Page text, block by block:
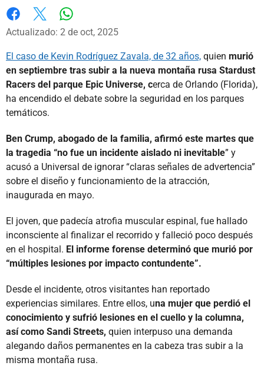
Facebook
X
Actualizado: 2 de oct, 2025
El caso de Kevin Rodríguez Zavala, de 32 años, quien murió
en septiembre tras subir a la nueva montaña rusa Stardust
Racers del parque Epic Universe, cerca de Orlando (Florida),
ha encendido el debate sobre la seguridad en los parques
temáticos.
Ben Crump, abogado de la familia, afirmó este martes que
la tragedia “no fue un incidente aislado ni inevitable” y
acusó a Universal de ignorar “claras señales de advertencia”
sobre el diseño y funcionamiento de la atracción,
inaugurada en mayo.
El joven, que padecía atrofia muscular espinal, fue hallado
inconsciente al finalizar el recorrido y falleció poco después
en el hospital. El informe forense determinó que murió por
“múltiples lesiones por impacto contundente”.
Desde el incidente, otros visitantes han reportado
experiencias similares. Entre ellos, una mujer que perdió el
conocimiento y sufrió lesiones en el cuello y la columna,
así como Sandi Streets, quien interpuso una demanda
alegando daños permanentes en la cabeza tras subir a la
misma montaña rusa.